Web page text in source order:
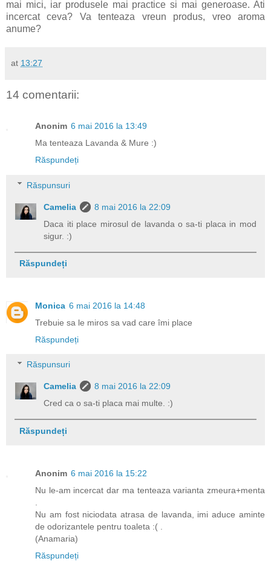
mai mici, iar produsele mai practice si mai generoase. Ati
incercat ceva? Va tenteaza vreun produs, vreo aroma
anume?
at 13:27
14 comentarii:
Anonim 6 mai 2016 la 13:49
Ma tenteaza Lavanda & Mure :)
Răspundeți
Răspunsuri
Camelia
8 mai 2016 la 22:09
Daca iti place mirosul de lavanda o sa-ti placa in mod
sigur. :)
Răspundeți
Monica 6 mai 2016 la 14:48
Trebuie sa le miros sa vad care îmi place
Răspundeți
Răspunsuri
Camelia
8 mai 2016 la 22:09
Cred ca o sa-ti placa mai multe. :)
Răspundeți
Anonim 6 mai 2016 la 15:22
Nu le-am incercat dar ma tenteaza varianta zmeura+menta
Nu am fost niciodata atrasa de lavanda, imi aduce aminte
de odorizantele pentru toaleta :( .
(Anamaria)
Răspundeți